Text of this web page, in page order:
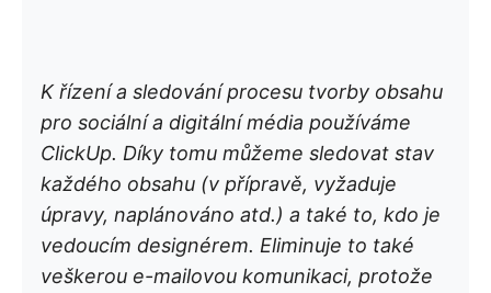
K řízení a sledování procesu tvorby obsahu
pro sociální a digitální média používáme
ClickUp. Díky tomu můžeme sledovat stav
každého obsahu (v přípravě, vyžaduje
úpravy, naplánováno atd.) a také to, kdo je
vedoucím designérem. Eliminuje to také
veškerou e-mailovou komunikaci, protože